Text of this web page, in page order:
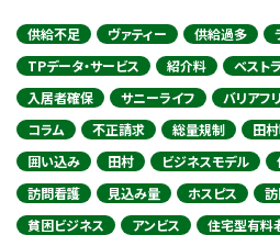
供給不足 ヴァティー 供給過多
TPデータ・サービス
紹介料 ベスト
入居者確保
サニーライフ バリアフ
コラム
不正請求 総量規制 田
囲い込み
田村 ビジネスモデル
訪問看護
見込み量 ホスピス
貧困ビジネス
アンビス 住宅型有料